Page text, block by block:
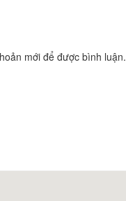
mới để được bình luận.